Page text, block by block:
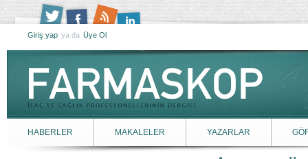
Giriş yap ya da Üye Ol
HABERLER MAKALELER YAZARLAR